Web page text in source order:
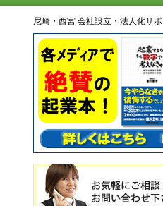
尼崎・西宮 会社設立・法人化サポ